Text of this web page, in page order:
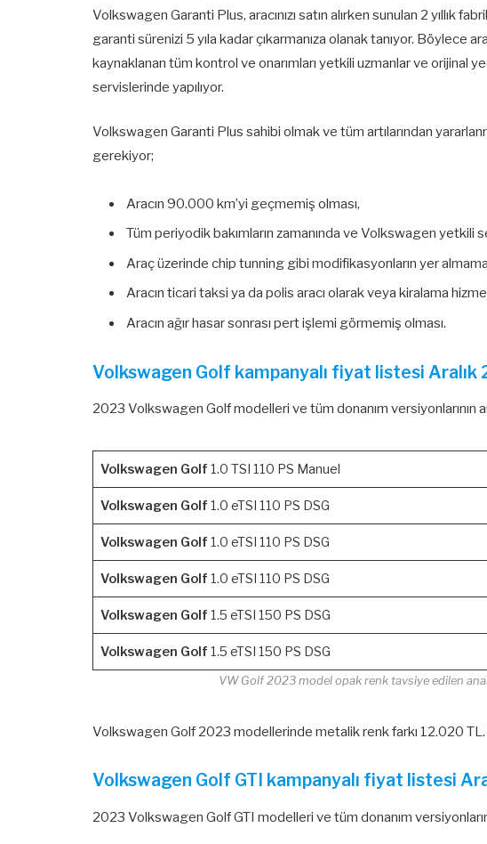
Volkswagen Garanti Plus, aracınızı satın alırken sunulan 2 yıllık
garanti sürenizi 5 yıla kadar çıkarmanıza olanak tanıyor. Böylece
kaynaklanan tüm kontrol ve onarımları yetkili uzmanlar ve orijinal
servislerinde yapılıyor.
Volkswagen Garanti Plus sahibi olmak ve tüm artılarından
gerekiyor;
Aracın 90.000 km’yi geçmemiş olması,
Tüm periyodik bakımların zamanında ve Volkswagen yetkili
Araç üzerinde chip tunning gibi modifikasyonların yer
Aracın ticari taksi ya da polis aracı olarak veya kiralama
Aracın ağır hasar sonrası pert işlemi görmemiş olması.
Volkswagen Golf kampanyalı fiyat listesi Aralık
2023 Volkswagen Golf modelleri ve tüm donanım versiyonlarının
Volkswagen Golf 1.0 TSI 110 PS Manuel
Volkswagen Golf 1.0 eTSI 110 PS DSG
Volkswagen Golf 1.0 eTSI 110 PS DSG
Volkswagen Golf 1.0 eTSI 110 PS DSG
Volkswagen Golf 1.5 eTSI 150 PS DSG
Volkswagen Golf 1.5 eTSI 150 PS DSG
VW Golf 2023 model opak renk tavsiye edilen
Volkswagen Golf 2023 modellerinde metalik renk farkı 12.020 TL.
Volkswagen Golf GTI kampanyalı fiyat listesi
2023 Volkswagen Golf GTI modelleri ve tüm donanım